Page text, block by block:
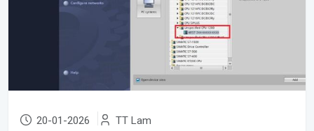
20-01-2026 TT Lam